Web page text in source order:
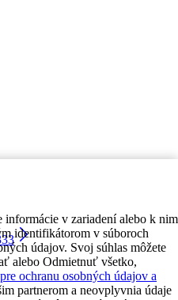
informácie v zariadení alebo k nim
identifikátorom v súboroch
údajov. Svoj súhlas môžete
alebo Odmietnuť všetko,
ochranu osobných údajov a
partnerom a neovplyvnia údaje